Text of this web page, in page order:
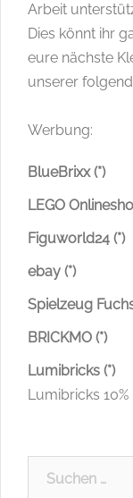
Arbeit
Dies könnt ihr
eure nächste
unserer
Werbung:
BlueBrixx (*)
LEGO
Figuworld24 (*)
ebay (*)
Spielzeug
BRICKMO (*)
Lumibricks (*)
Lumibricks